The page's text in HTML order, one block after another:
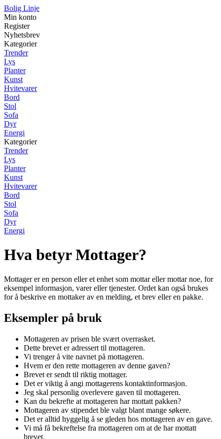
Bolig Linje
Min konto
Register
Nyhetsbrev
Kategorier
Trender
Lys
Planter
Kunst
Hvitevarer
Bord
Stol
Sofa
Dyr
Energi
Kategorier
Trender
Lys
Planter
Kunst
Hvitevarer
Bord
Stol
Sofa
Dyr
Energi
Hva betyr Mottager?
Mottager er en person eller et enhet som mottar eller mottar noe, for
eksempel informasjon, varer eller tjenester. Ordet kan også brukes
for å beskrive en mottaker av en melding, et brev eller en pakke.
Eksempler på bruk
Mottageren av prisen ble svært overrasket.
Dette brevet er adressert til mottageren.
Vi trenger å vite navnet på mottageren.
Hvem er den rette mottageren av denne gaven?
Brevet er sendt til riktig mottager.
Det er viktig å angi mottagerens kontaktinformasjon.
Jeg skal personlig overlevere gaven til mottageren.
Kan du bekrefte at mottageren har mottatt pakken?
Mottageren av stipendet ble valgt blant mange søkere.
Det er alltid hyggelig å se gleden hos mottageren av en gave.
Vi må få bekreftelse fra mottageren om at de har mottatt
brevet.